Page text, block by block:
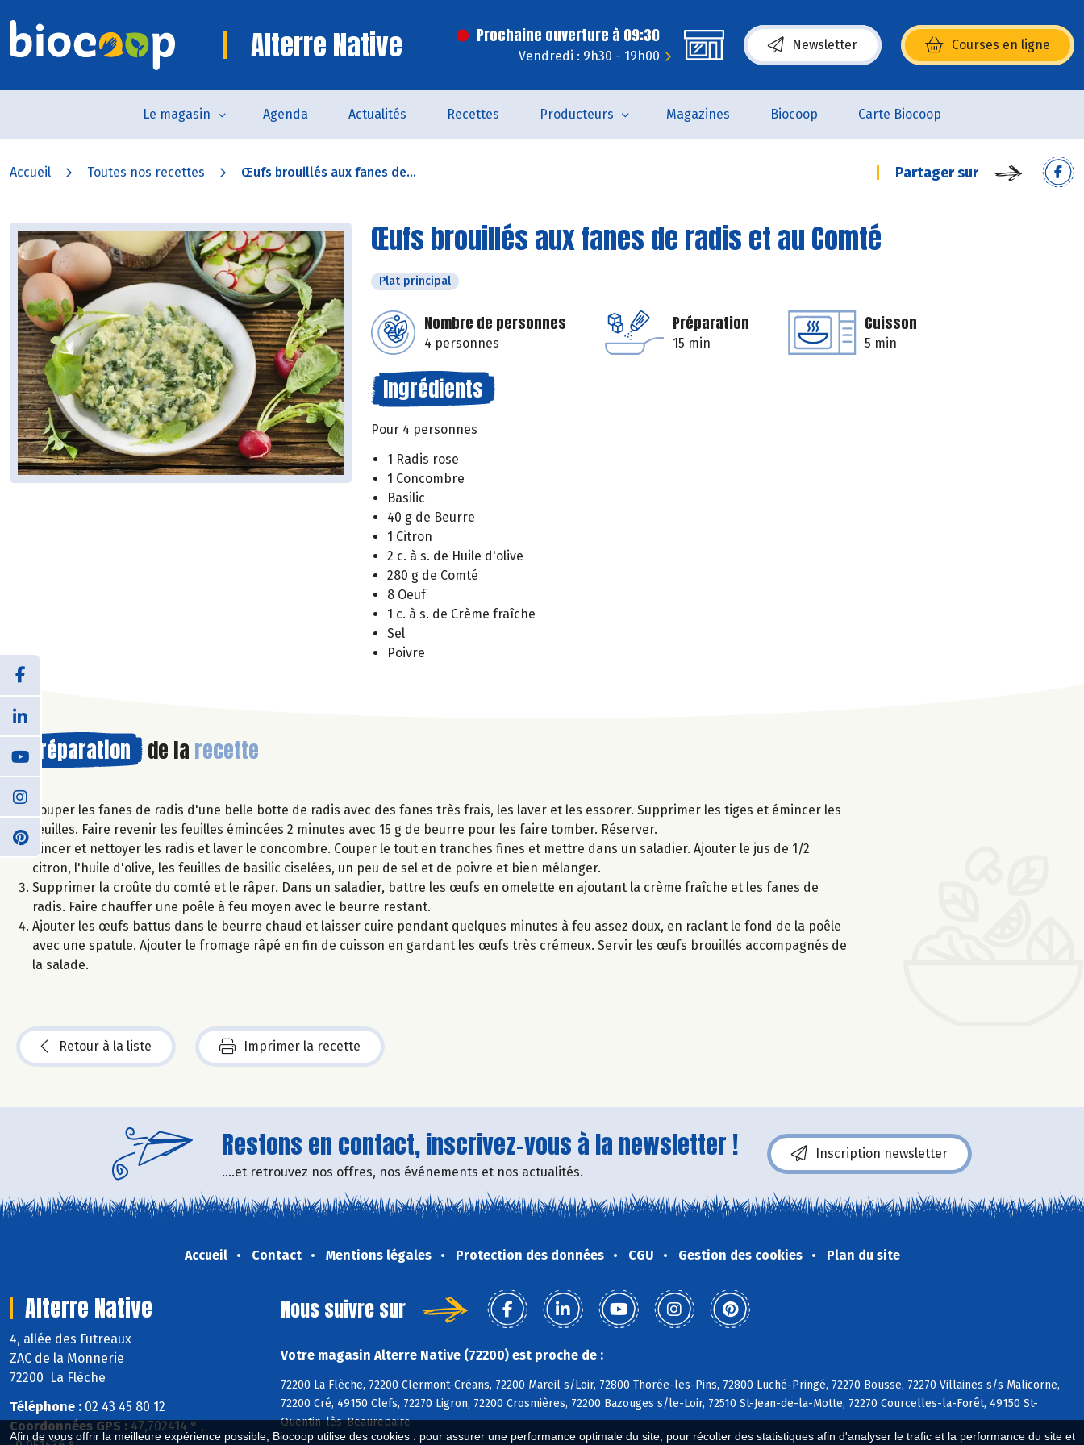
Afin de vous offrir la meilleure expérience possible, Biocoop utilise des cookies : pour assurer une performance optimale du site, pour récolter des statistiques afin d'analyser le trafic et la performance du site et
Alterre Native Prochaine ouverture à 09:30
Vendredi : 9h30 - 19h00
Newsletter Courses en ligne
(s’ouvre dans une nouvelle fenêtre)
Le magasin Agenda Actualités Recettes Producteurs Magazines Biocoop Carte Biocoop
Accueil Toutes nos recettes Œufs brouillés aux fanes de... Partager sur
Œufs brouillés aux fanes de radis et au Comté
Plat principal
Nombre de personnes
4 personnes
Préparation
15 min
Cuisson
5 min
Ingrédients
Pour 4 personnes
1 Radis rose
1 Concombre
Basilic
40 g de Beurre
1 Citron
2 c. à s. de Huile d'olive
280 g de Comté
8 Oeuf
1 c. à s. de Crème fraîche
Sel
Poivre
Préparation de la recette
Couper les fanes de radis d'une belle botte de radis avec des fanes très frais, les laver et les essorer. Supprimer les tiges et émincer les
feuilles. Faire revenir les feuilles émincées 2 minutes avec 15 g de beurre pour les faire tomber. Réserver.
Rincer et nettoyer les radis et laver le concombre. Couper le tout en tranches fines et mettre dans un saladier. Ajouter le jus de 1/2
citron, l'huile d'olive, les feuilles de basilic ciselées, un peu de sel et de poivre et bien mélanger.
Supprimer la croûte du comté et le râper. Dans un saladier, battre les œufs en omelette en ajoutant la crème fraîche et les fanes de
radis. Faire chauffer une poêle à feu moyen avec le beurre restant.
Ajouter les œufs battus dans le beurre chaud et laisser cuire pendant quelques minutes à feu assez doux, en raclant le fond de la poêle
avec une spatule. Ajouter le fromage râpé en fin de cuisson en gardant les œufs très crémeux. Servir les œufs brouillés accompagnés de
la salade.
Retour à la liste Imprimer la recette
Restons en contact, inscrivez-vous à la newsletter !
....et retrouvez nos offres, nos événements et nos actualités.
Inscription newsletter
Accueil Contact Mentions légales Protection des données CGU Gestion des cookies Plan du site
Alterre Native
4, allée des Futreaux
ZAC de la Monnerie
72200 La Flèche
Téléphone : 02 43 45 80 12
Coordonnées GPS : 47,702414 ° ,
Nous suivre sur
Votre magasin Alterre Native (72200) est proche de :
72200 La Flèche, 72200 Clermont-Créans, 72200 Mareil s/Loir, 72800 Thorée-les-Pins, 72800 Luché-Pringé, 72270 Bousse, 72270 Villaines s/s Malicorne,
72200 Cré, 49150 Clefs, 72270 Ligron, 72200 Crosmières, 72200 Bazouges s/le-Loir, 72510 St-Jean-de-la-Motte, 72270 Courcelles-la-Forêt, 49150 St-
Quentin-lès-Beaurepaire